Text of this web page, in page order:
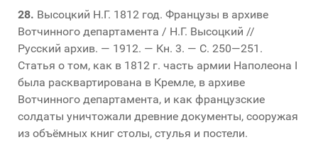
28. Высоцкий Н.Г. 1812 год. Французы в архиве
Вотчинного департамента / Н.Г. Высоцкий //
Русский архив. — 1912. — Кн. 3. — С. 250—251.
Статья о том, как в 1812 г. часть армии Наполеона I
была расквартирована в Кремле, в архиве
Вотчинного департамента, и как французские
солдаты уничтожали древние документы, сооружая
из объёмных книг столы, стулья и постели.